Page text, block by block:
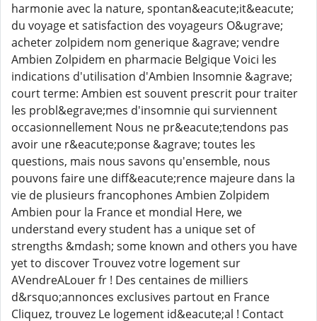
harmonie avec la nature, spontan&eacute;it&eacute;
du voyage et satisfaction des voyageurs O&ugrave;
acheter zolpidem nom generique &agrave; vendre
Ambien Zolpidem en pharmacie Belgique Voici les
indications d'utilisation d'Ambien Insomnie &agrave;
court terme: Ambien est souvent prescrit pour traiter
les probl&egrave;mes d'insomnie qui surviennent
occasionnellement Nous ne pr&eacute;tendons pas
avoir une r&eacute;ponse &agrave; toutes les
questions, mais nous savons qu'ensemble, nous
pouvons faire une diff&eacute;rence majeure dans la
vie de plusieurs francophones Ambien Zolpidem
Ambien pour la France et mondial Here, we
understand every student has a unique set of
strengths &mdash; some known and others you have
yet to discover Trouvez votre logement sur
AVendreALouer fr ! Des centaines de milliers
d&rsquo;annonces exclusives partout en France
Cliquez, trouvez Le logement id&eacute;al ! Contact